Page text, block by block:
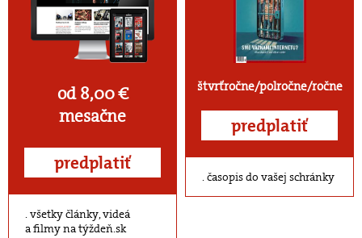
od 8,00 €
mesačne
predplatiť
všetky články, videá
a filmy na týždeň.sk
štvrťročne/polročne/ročne
predplatiť
časopis do vašej schránky